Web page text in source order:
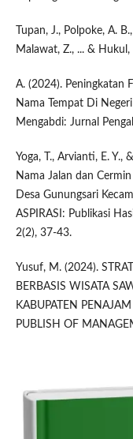
Tupan, J., Polpoke, A.
Malawat, Z., ... & Hukul,
A. (2024). Peningkatan
Nama Tempat Di
Mengabdi: Jurnal
Yoga, T., Arvianti, E. Y.,
Nama Jalan dan
Desa Gunungsari
ASPIRASI: Publikasi
2(2), 37-43.
Yusuf, M. (2024).
BERBASIS WISATA
KABUPATEN
PUBLISH OF